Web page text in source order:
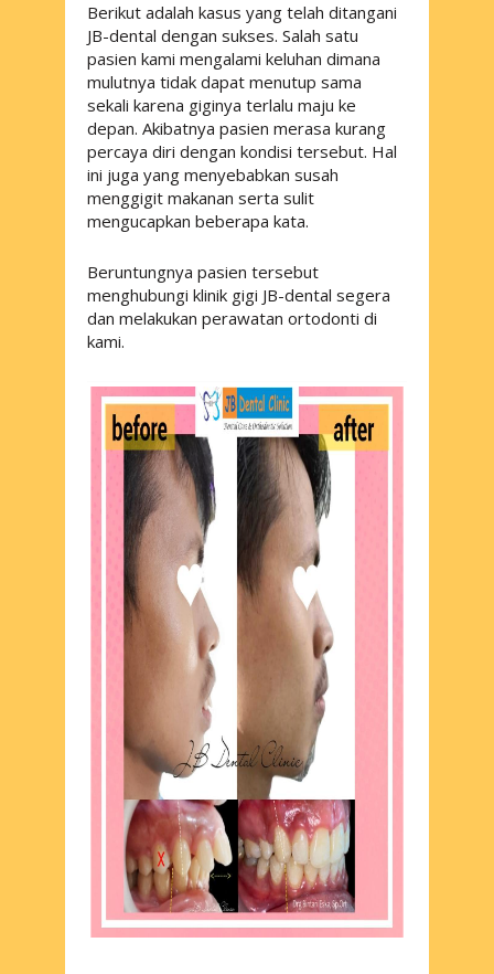
Berikut adalah kasus yang telah ditangani
JB-dental dengan sukses. Salah satu
pasien kami mengalami keluhan dimana
mulutnya tidak dapat menutup sama
sekali karena giginya terlalu maju ke
depan. Akibatnya pasien merasa kurang
percaya diri dengan kondisi tersebut. Hal
ini juga yang menyebabkan susah
menggigit makanan serta sulit
mengucapkan beberapa kata.
Beruntungnya pasien tersebut
menghubungi klinik gigi JB-dental segera
dan melakukan perawatan ortodonti di
kami.